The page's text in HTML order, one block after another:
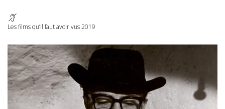
Les films qu’il faut avoir vus 2019